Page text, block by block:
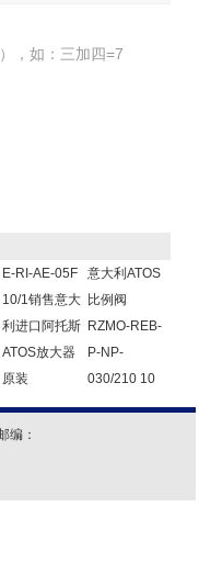
，如：三加四=7
E-RI-AE-05F
10/1销售意大
利进口阿托斯
ATOS放大器
原装
意大利ATOS
比例阀
RZMO-REB-
P-NP-
030/210 10
编：